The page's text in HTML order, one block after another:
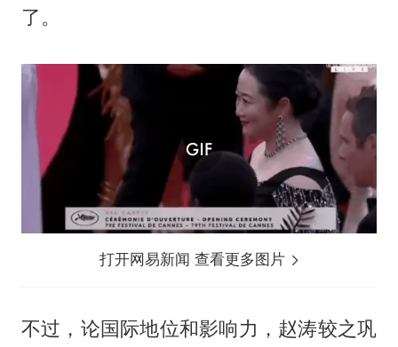
了。
打开网易新闻 查看更多图片
不过，论国际地位和影响力，赵涛较之巩